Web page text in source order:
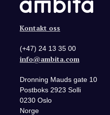
Kontakt oss
(+47) 24 13 35 00
info@ambita.com
Dronning Mauds gate 10
Postboks 2923 Solli
0230 Oslo
Norge